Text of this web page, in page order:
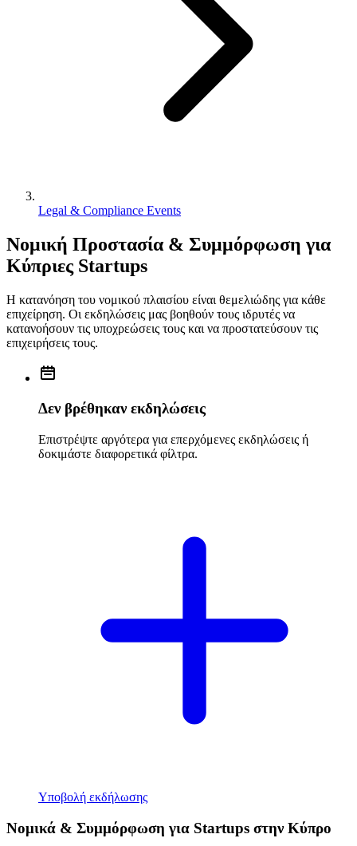
Legal & Compliance Events
Νομική Προστασία & Συμμόρφωση για
Κύπριες Startups
Η κατανόηση του νομικού πλαισίου είναι θεμελιώδης για κάθε
επιχείρηση. Οι εκδηλώσεις μας βοηθούν τους ιδρυτές να
κατανοήσουν τις υποχρεώσεις τους και να προστατεύσουν τις
επιχειρήσεις τους.
Δεν βρέθηκαν εκδηλώσεις
Επιστρέψτε αργότερα για επερχόμενες εκδηλώσεις ή
δοκιμάστε διαφορετικά φίλτρα.
Υποβολή εκδήλωσης
Νομικά & Συμμόρφωση για Startups στην Κύπρο